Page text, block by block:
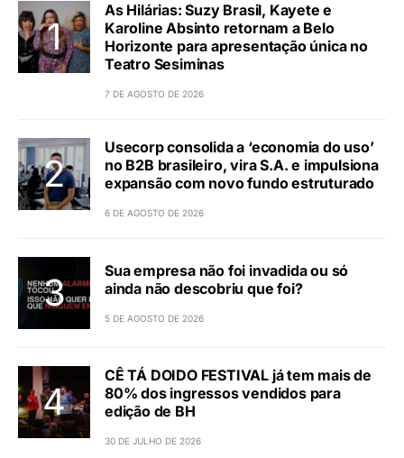
As Hilárias: Suzy Brasil, Kayete e
Karoline Absinto retornam a Belo
Horizonte para apresentação única no
Teatro Sesiminas
7 DE AGOSTO DE 2026
Usecorp consolida a ‘economia do uso’
no B2B brasileiro, vira S.A. e impulsiona
expansão com novo fundo estruturado
6 DE AGOSTO DE 2026
Sua empresa não foi invadida ou só
ainda não descobriu que foi?
5 DE AGOSTO DE 2026
CÊ TÁ DOIDO FESTIVAL já tem mais de
80% dos ingressos vendidos para
edição de BH
30 DE JULHO DE 2026